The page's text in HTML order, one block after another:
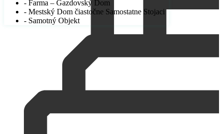
- Farma – Gazdovský Dom
- Mestský Dom čiastočne Samostatne Stojaci
- Samotný Objekt